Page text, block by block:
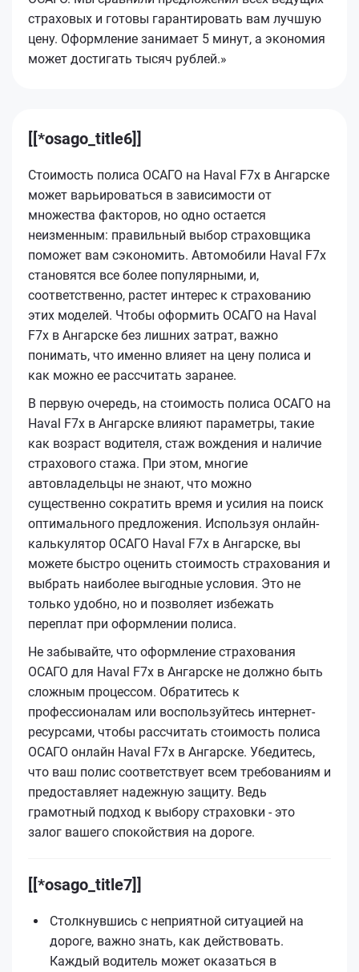
страховых и готовы гарантировать вам лучшую
цену. Оформление занимает 5 минут, а экономия
может достигать тысяч рублей.»
[[*osago_title6]]
Стоимость полиса ОСАГО на Haval F7x в Ангарске
может варьироваться в зависимости от
множества факторов, но одно остается
неизменным: правильный выбор страховщика
поможет вам сэкономить. Автомобили Haval F7x
становятся все более популярными, и,
соответственно, растет интерес к страхованию
этих моделей. Чтобы оформить ОСАГО на Haval
F7x в Ангарске без лишних затрат, важно
понимать, что именно влияет на цену полиса и
как можно ее рассчитать заранее.
В первую очередь, на стоимость полиса ОСАГО на
Haval F7x в Ангарске влияют параметры, такие
как возраст водителя, стаж вождения и наличие
страхового стажа. При этом, многие
автовладельцы не знают, что можно
существенно сократить время и усилия на поиск
оптимального предложения. Используя онлайн-
калькулятор ОСАГО Haval F7x в Ангарске, вы
можете быстро оценить стоимость страхования и
выбрать наиболее выгодные условия. Это не
только удобно, но и позволяет избежать
переплат при оформлении полиса.
Не забывайте, что оформление страхования
ОСАГО для Haval F7x в Ангарске не должно быть
сложным процессом. Обратитесь к
профессионалам или воспользуйтесь интернет-
ресурсами, чтобы рассчитать стоимость полиса
ОСАГО онлайн Haval F7x в Ангарске. Убедитесь,
что ваш полис соответствует всем требованиям и
предоставляет надежную защиту. Ведь
грамотный подход к выбору страховки - это
залог вашего спокойствия на дороге.
[[*osago_title7]]
Столкнувшись с неприятной ситуацией на
дороге, важно знать, как действовать.
Каждый водитель может оказаться в